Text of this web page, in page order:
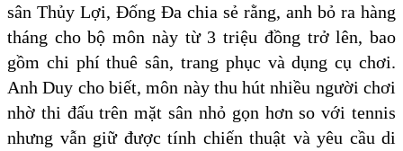
sân Thủy Lợi, Đống Đa chia sẻ rằng, anh bỏ ra hàng
tháng cho bộ môn này từ 3 triệu đồng trở lên, bao
gồm chi phí thuê sân, trang phục và dụng cụ chơi.
Anh Duy cho biết, môn này thu hút nhiều người chơi
nhờ thi đấu trên mặt sân nhỏ gọn hơn so với tennis
nhưng vẫn giữ được tính chiến thuật và yêu cầu di